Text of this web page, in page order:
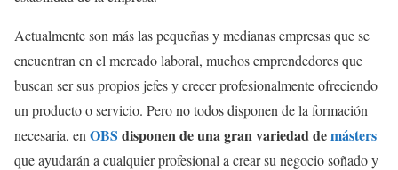
Actualmente son más las pequeñas y medianas empresas que se
encuentran en el mercado laboral, muchos emprendedores que
buscan ser sus propios jefes y crecer profesionalmente ofreciendo
un producto o servicio. Pero no todos disponen de la formación
necesaria, en OBS disponen de una gran variedad demásters
que ayudarán a cualquier profesional a crear su negocio soñado y